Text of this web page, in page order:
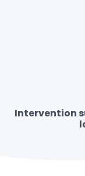
Intervention